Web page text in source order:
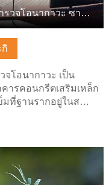
กิ
จโอนากาวะ เป็น
ารคอนกรีตเสริมเหล็ก
มที่ฐานรากอยู่ในส…
อดีตป้อมตำรวจโอนากาวะ ซากแผ่นดินไหวครั้งใหญ่ในญี่ปุ่นตะวัน…
น